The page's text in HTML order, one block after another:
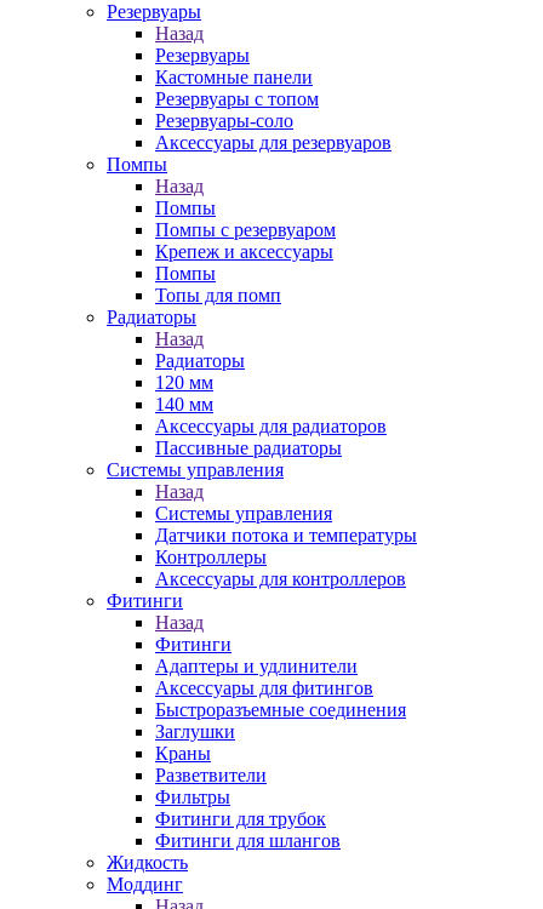
Резервуары
Назад
Резервуары
Кастомные панели
Резервуары с топом
Резервуары-соло
Аксессуары для резервуаров
Помпы
Назад
Помпы
Помпы с резервуаром
Крепеж и аксессуары
Помпы
Топы для помп
Радиаторы
Назад
Радиаторы
120 мм
140 мм
Аксессуары для радиаторов
Пассивные радиаторы
Системы управления
Назад
Системы управления
Датчики потока и температуры
Контроллеры
Аксессуары для контроллеров
Фитинги
Назад
Фитинги
Адаптеры и удлинители
Аксессуары для фитингов
Быстроразъемные соединения
Заглушки
Краны
Разветвители
Фильтры
Фитинги для трубок
Фитинги для шлангов
Жидкость
Моддинг